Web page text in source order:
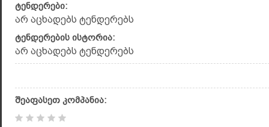
ტენდერები:
არ აცხადებს ტენდერებს
ტენდერების ისტორია:
არ აცხადებს ტენდერებს
შეაფასეთ კომპანია: